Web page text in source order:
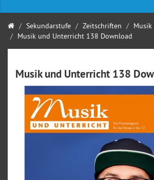
Startseite
Sekundarstufe Zeitschriften
Musik und Unterricht 138 Download
Musik und Unterricht 138